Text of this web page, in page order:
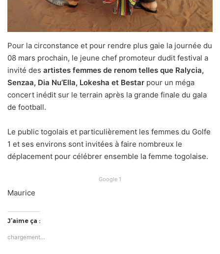
Pour la circonstance et pour rendre plus gaie la journée du
08 mars prochain, le jeune chef promoteur dudit festival a
invité des artistes femmes de renom telles que Ralycia,
Senzaa, Dia Nu’Ella, Lokesha et Bestar pour un méga
concert inédit sur le terrain après la grande finale du gala
de football.
Le public togolais et particulièrement les femmes du Golfe
1 et ses environs sont invitées à faire nombreux le
déplacement pour célébrer ensemble la femme togolaise.
Google 1
Maurice
J’aime ça :
chargement…